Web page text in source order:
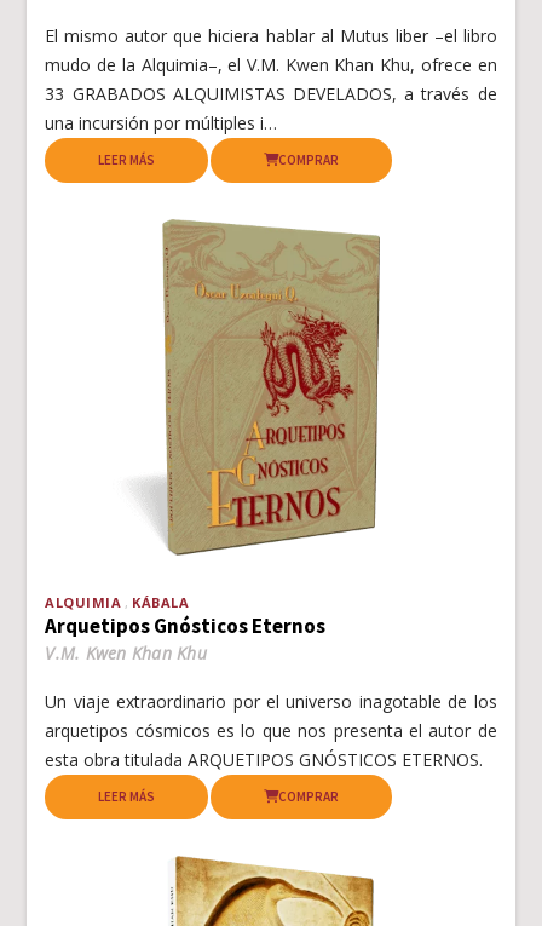
El mismo autor que hiciera hablar al Mutus liber –el libro
mudo de la Alquimia–, el V.M. Kwen Khan Khu, ofrece en
33 GRABADOS ALQUIMISTAS DEVELADOS, a través de
una incursión por múltiples i…
LEER MÁS COMPRAR
ALQUIMIA KÁBALA
Arquetipos Gnósticos Eternos
V.M. Kwen Khan Khu
Un viaje extraordinario por el universo inagotable de los
arquetipos cósmicos es lo que nos presenta el autor de
esta obra titulada ARQUETIPOS GNÓSTICOS ETERNOS.
LEER MÁS COMPRAR